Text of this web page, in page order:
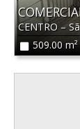
CENTRO –
509.00 m²